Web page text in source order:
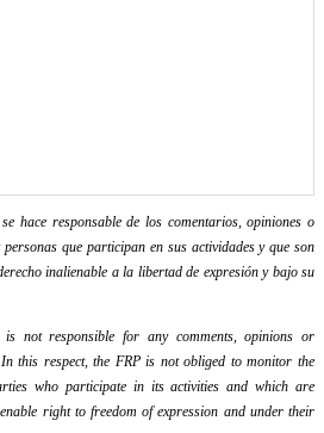
hace responsable de los comentarios, opiniones o
que participan en sus actividades y que son
inalienable a la libertad de expresión y bajo su
not responsible for any comments, opinions or
this respect, the FRP is not obliged to monitor the
who participate in its activities and which are
right to freedom of expression and under their